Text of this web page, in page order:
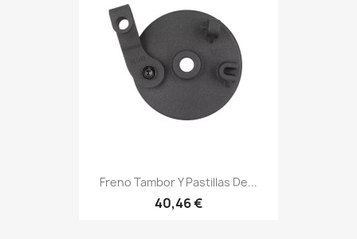
Freno Tambor Y Pastillas De...
40,46 €